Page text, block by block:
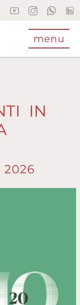
menu
IN
2026